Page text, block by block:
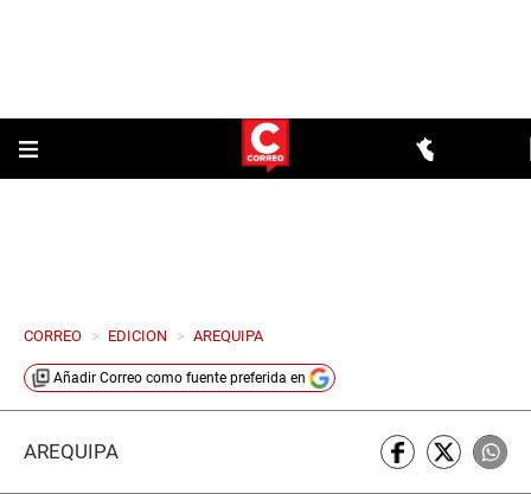
CORREO > EDICION > AREQUIPA
Añadir Correo como fuente preferida en
AREQUIPA